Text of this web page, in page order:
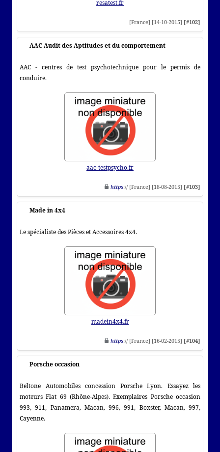
resatest.fr
[France] [14-10-2015] [#102]
AAC Audit des Aptitudes et du comportement
AAC - centres de test psychotechnique pour le permis de
conduire.
aac-testpsycho.fr
https:// [France] [18-08-2015] [#103]
Made in 4x4
Le spécialiste des Pièces et Accessoires 4x4.
madein4x4.fr
https:// [France] [16-02-2015] [#104]
Porsche occasion
Beltone Automobiles concession Porsche Lyon. Essayez les
moteurs Flat 69 (Rhône-Alpes). Exemplaires Porsche occasion
993, 911, Panamera, Macan, 996, 991, Boxster, Macan, 997,
Cayenne.